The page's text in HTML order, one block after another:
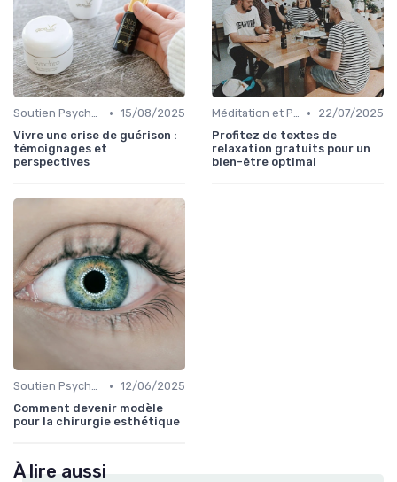
Soutien Psychologique et Thérapies • 15/08/2025
Vivre une crise de guérison :
témoignages et
perspectives
Méditation et Pleine Conscience •
22/07/2025
Profitez de textes de
relaxation gratuits pour un
bien-être optimal
Soutien Psychologique et Thérapies • 12/06/2025
Comment devenir modèle
pour la chirurgie esthétique
À lire aussi